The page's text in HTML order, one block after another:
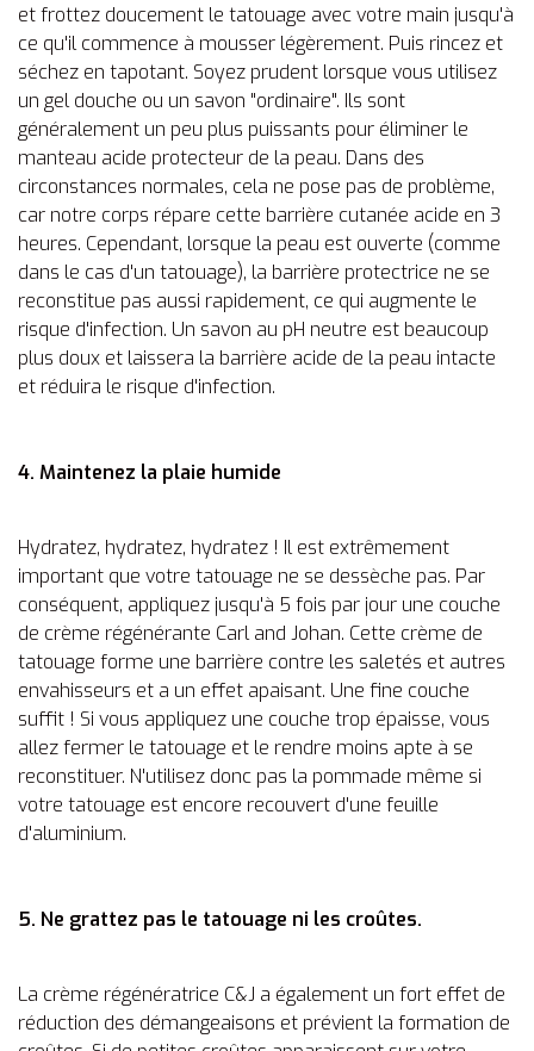
et frottez doucement le tatouage avec votre main jusqu'à
ce qu'il commence à mousser légèrement. Puis rincez et
séchez en tapotant. Soyez prudent lorsque vous utilisez
un gel douche ou un savon "ordinaire". Ils sont
généralement un peu plus puissants pour éliminer le
manteau acide protecteur de la peau. Dans des
circonstances normales, cela ne pose pas de problème,
car notre corps répare cette barrière cutanée acide en 3
heures. Cependant, lorsque la peau est ouverte (comme
dans le cas d'un tatouage), la barrière protectrice ne se
reconstitue pas aussi rapidement, ce qui augmente le
risque d'infection. Un savon au pH neutre est beaucoup
plus doux et laissera la barrière acide de la peau intacte
et réduira le risque d'infection.
4. Maintenez la plaie humide
Hydratez, hydratez, hydratez ! Il est extrêmement
important que votre tatouage ne se dessèche pas. Par
conséquent, appliquez jusqu'à 5 fois par jour une couche
de crème régénérante Carl and Johan. Cette crème de
tatouage forme une barrière contre les saletés et autres
envahisseurs et a un effet apaisant. Une fine couche
suffit ! Si vous appliquez une couche trop épaisse, vous
allez fermer le tatouage et le rendre moins apte à se
reconstituer. N'utilisez donc pas la pommade même si
votre tatouage est encore recouvert d'une feuille
d'aluminium.
5. Ne grattez pas le tatouage ni les croûtes.
La crème régénératrice C&J a également un fort effet de
réduction des démangeaisons et prévient la formation de